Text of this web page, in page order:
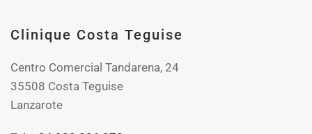
Clinique Costa Teguise
Centro Comercial Tandarena, 24
35508 Costa Teguise
Lanzarote